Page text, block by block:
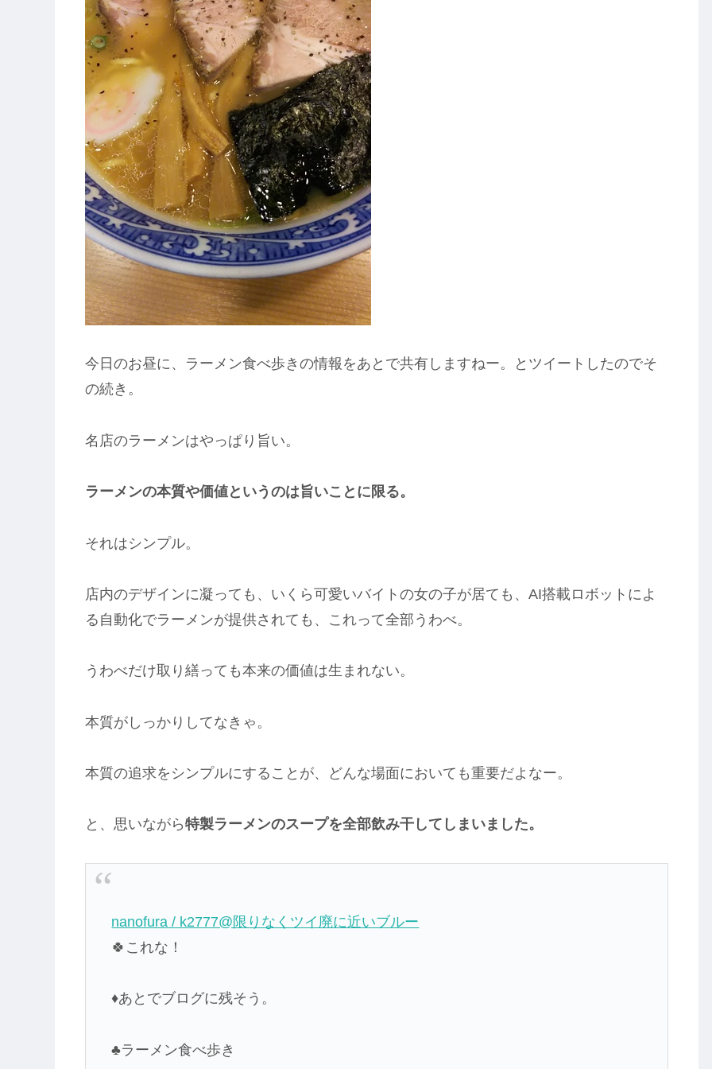
今日のお昼に、ラーメン食べ歩きの情報をあとで共有しますねー。とツイートしたのでそ
の続き。
名店のラーメンはやっぱり旨い。
ラーメンの本質や価値というのは旨いことに限る。
それはシンプル。
店内のデザインに凝っても、いくら可愛いバイトの女の子が居ても、AI搭載ロボットによ
る自動化でラーメンが提供されても、これって全部うわべ。
うわべだけ取り繕っても本来の価値は生まれない。
本質がしっかりしてなきゃ。
本質の追求をシンプルにすることが、どんな場面においても重要だよなー。
と、思いながら特製ラーメンのスープを全部飲み干してしまいました。
nanofura / k2777@限りなくツイ廃に近いブルー
🍀これな！
♦あとでブログに残そう。
♣ラーメン食べ歩き